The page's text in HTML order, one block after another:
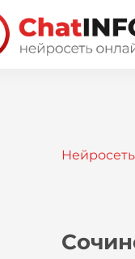
Нейросеть